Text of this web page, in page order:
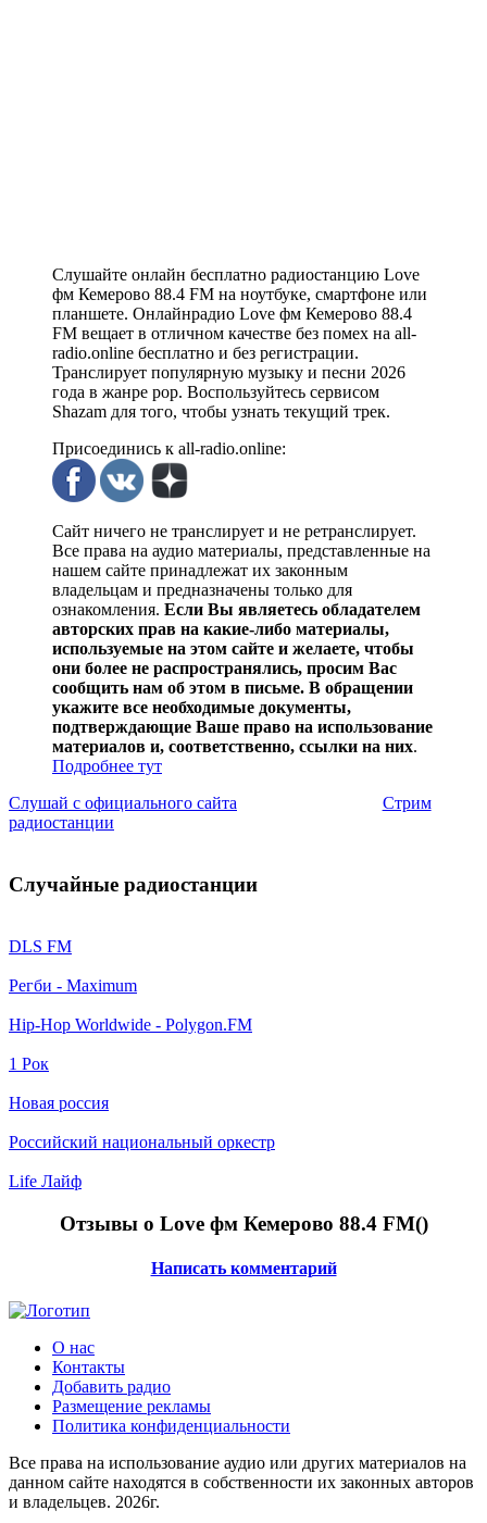
Слушайте онлайн бесплатно радиостанцию Love
фм Кемерово 88.4 FM на ноутбуке, смартфоне или
планшете. Онлайнрадио Love фм Кемерово 88.4
FM вещает в отличном качестве без помех на all-
radio.online бесплатно и без регистрации.
Транслирует популярную музыку и песни 2026
года в жанре pop. Воспользуйтесь сервисом
Shazam для того, чтобы узнать текущий трек.
Присоединись к all-radio.online:
Сайт ничего не транслирует и не ретранслирует.
Все права на аудио материалы, представленные на
нашем сайте принадлежат их законным
владельцам и предназначены только для
ознакомления. Если Вы являетесь обладателем
авторских прав на какие-либо материалы,
используемые на этом сайте и желаете, чтобы
они более не распространялись, просим Вас
сообщить нам об этом в письме. В обращении
укажите все необходимые документы,
подтверждающие Ваше право на использование
материалов и, соответственно, ссылки на них.
Подробнее тут
Слушай с официального сайта
Стрим
радиостанции
Случайные радиостанции
DLS FM
Регби - Maximum
Hip-Hop Worldwide - Polygon.FM
1 Рок
Новая россия
Российский национальный оркестр
Life Лайф
Отзывы о Love фм Кемерово 88.4 FM()
Написать комментарий
О нас
Контакты
Добавить радио
Размещение рекламы
Политика конфиденциальности
Все права на использование аудио или других материалов на
данном сайте находятся в собственности их законных авторов
и владельцев. 2026г.